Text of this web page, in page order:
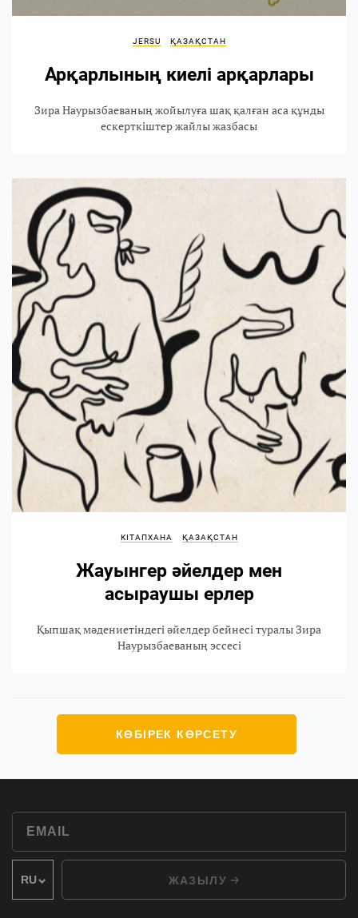
JERSU ҚАЗАҚСТАН
Арқарлының киелі арқарлары
Зира Наурызбаеваның жойылуға шақ қалған аса құнды
ескерткіштер жайлы жазбасы
КІТАПХАНА ҚАЗАҚСТАН
Жауынгер әйелдер мен
асыраушы ерлер
Қыпшақ мәдениетіндегі әйелдер бейнесі туралы Зира
Наурызбаеваның эссесі
КӨБІРЕК КӨРСЕТУ
ЖАЗЫЛУ